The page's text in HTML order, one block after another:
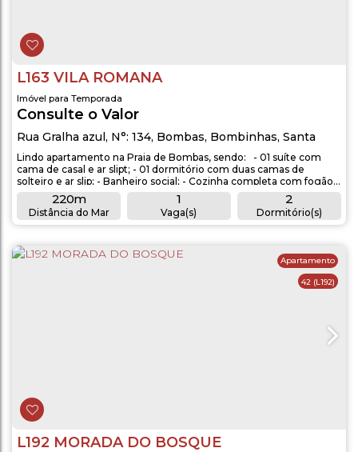
L163 VILA ROMANA
Consulte o Valor
Imóvel para Temporada
Rua Gralha azul, N°: 134, Bombas, Bombinhas, Santa
2
Dormitório(s)
2 1 1
1
Vaga(s)
220m
Distância do Mar
Lindo apartamento na Praia de Bombas, sendo: - 01 suíte com
cama de casal e ar slipt; - 01 dormitório com duas camas de
solteiro e ar slip; - Banheiro social; - Cozinha completa com fogão,
geladeira, micro-ondas e utensílios completo; - Lavanderia com
máquina de lavar roupas; - Sacada com churrasqueira; -
Aproximadamente 220 metros do mar. OBSERVAÇÕES: -
Acomodação para 4...
42 (L192)
Apartamento
L192 MORADA DO BOSQUE